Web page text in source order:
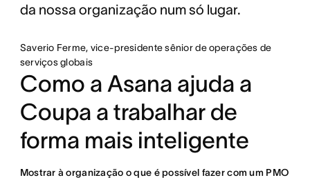
da nossa organização num só lugar.
Saverio Ferme, vice-presidente sênior de operações de
serviços globais
Como a Asana ajuda a
Coupa a trabalhar de
forma mais inteligente
Mostrar à organização o que é possível fazer com um PMO